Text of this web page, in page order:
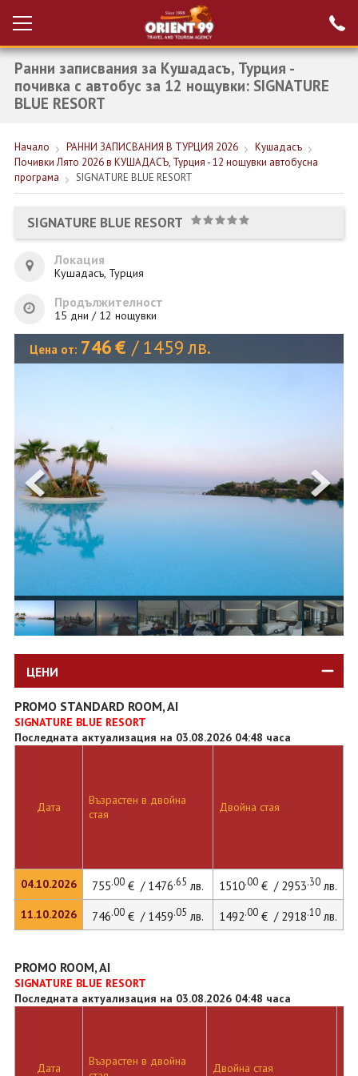
Вход за агенти
Проверка на
резервация
НОВА ГОДИНА ТУРЦИЯ
НОВА ГОДИНА
ЕКЗОТИКА
ЕКСКУРЗИИ
ОЩЕ
0700 144 34
ПОСЛЕДВАЙТЕ НИ
Ранни записвания за Кушадасъ, Турция -
почивка с автобус за 12 нощувки: SIGNATURE
BLUE RESORT
Начало РАННИ ЗАПИСВАНИЯ В ТУРЦИЯ 2026
Кушадасъ
Почивки Лято 2026 в КУШАДАСЪ, Турция - 12 нощувки автобусна
програма
SIGNATURE BLUE RESORT
SIGNATURE BLUE RESORT
Локация
Кушадасъ, Турция
Продължителност
15 дни / 12 нощувки
Цена от: 746€ / 1459 лв.
ЦЕНИ
PROMO STANDARD ROOM, AI
SIGNATURE BLUE RESORT
Последната актуализация на 03.08.2026 04:48 часа
Дата
04.10.2026
11.10.2026
Възрастен в двойна
стая
Двойна стая
755.00€ / 1476.65 лв. 1510.00€ / 2953.30лв.
746.00€ / 1459.05 лв. 1492.00€ / 2918.10лв.
PROMO ROOM, AI
SIGNATURE BLUE RESORT
Последната актуализация на 03.08.2026 04:48 часа
Дата
Възрастен в двойна
Двойна стая